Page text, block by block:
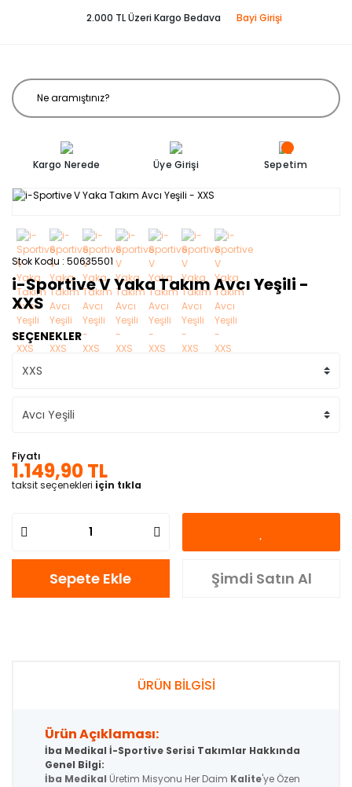
2.000 TL Üzeri Kargo Bedava Bayi Girişi
Kargo Nerede Üye Girişi Sepetim
Stok Kodu 50635501
i-Sportive V Yaka Takım Avcı Yeşili -
XXS
SEÇENEKLER
Fiyatı
1.149,90 TL
taksit seçenekleri için tıkla
Sepete Ekle Şimdi Satın Al
ÜRÜN BİLGİSİ
Ürün Açıklaması:
İba Medikal İ-Sportive Serisi Takımlar Hakkında
Genel Bilgi:
İba Medikal Üretim Misyonu Her Daim Kalite'ye Özen